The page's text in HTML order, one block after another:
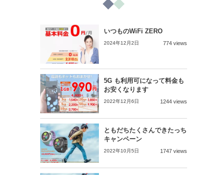
いつものWiFi ZERO
2024年12月2日 774 views
5G も利用可になって料金も
お安くなります
2022年12月6日 1244 views
ともだちたくさんできたっち
キャンペーン
2022年10月5日 1747 views